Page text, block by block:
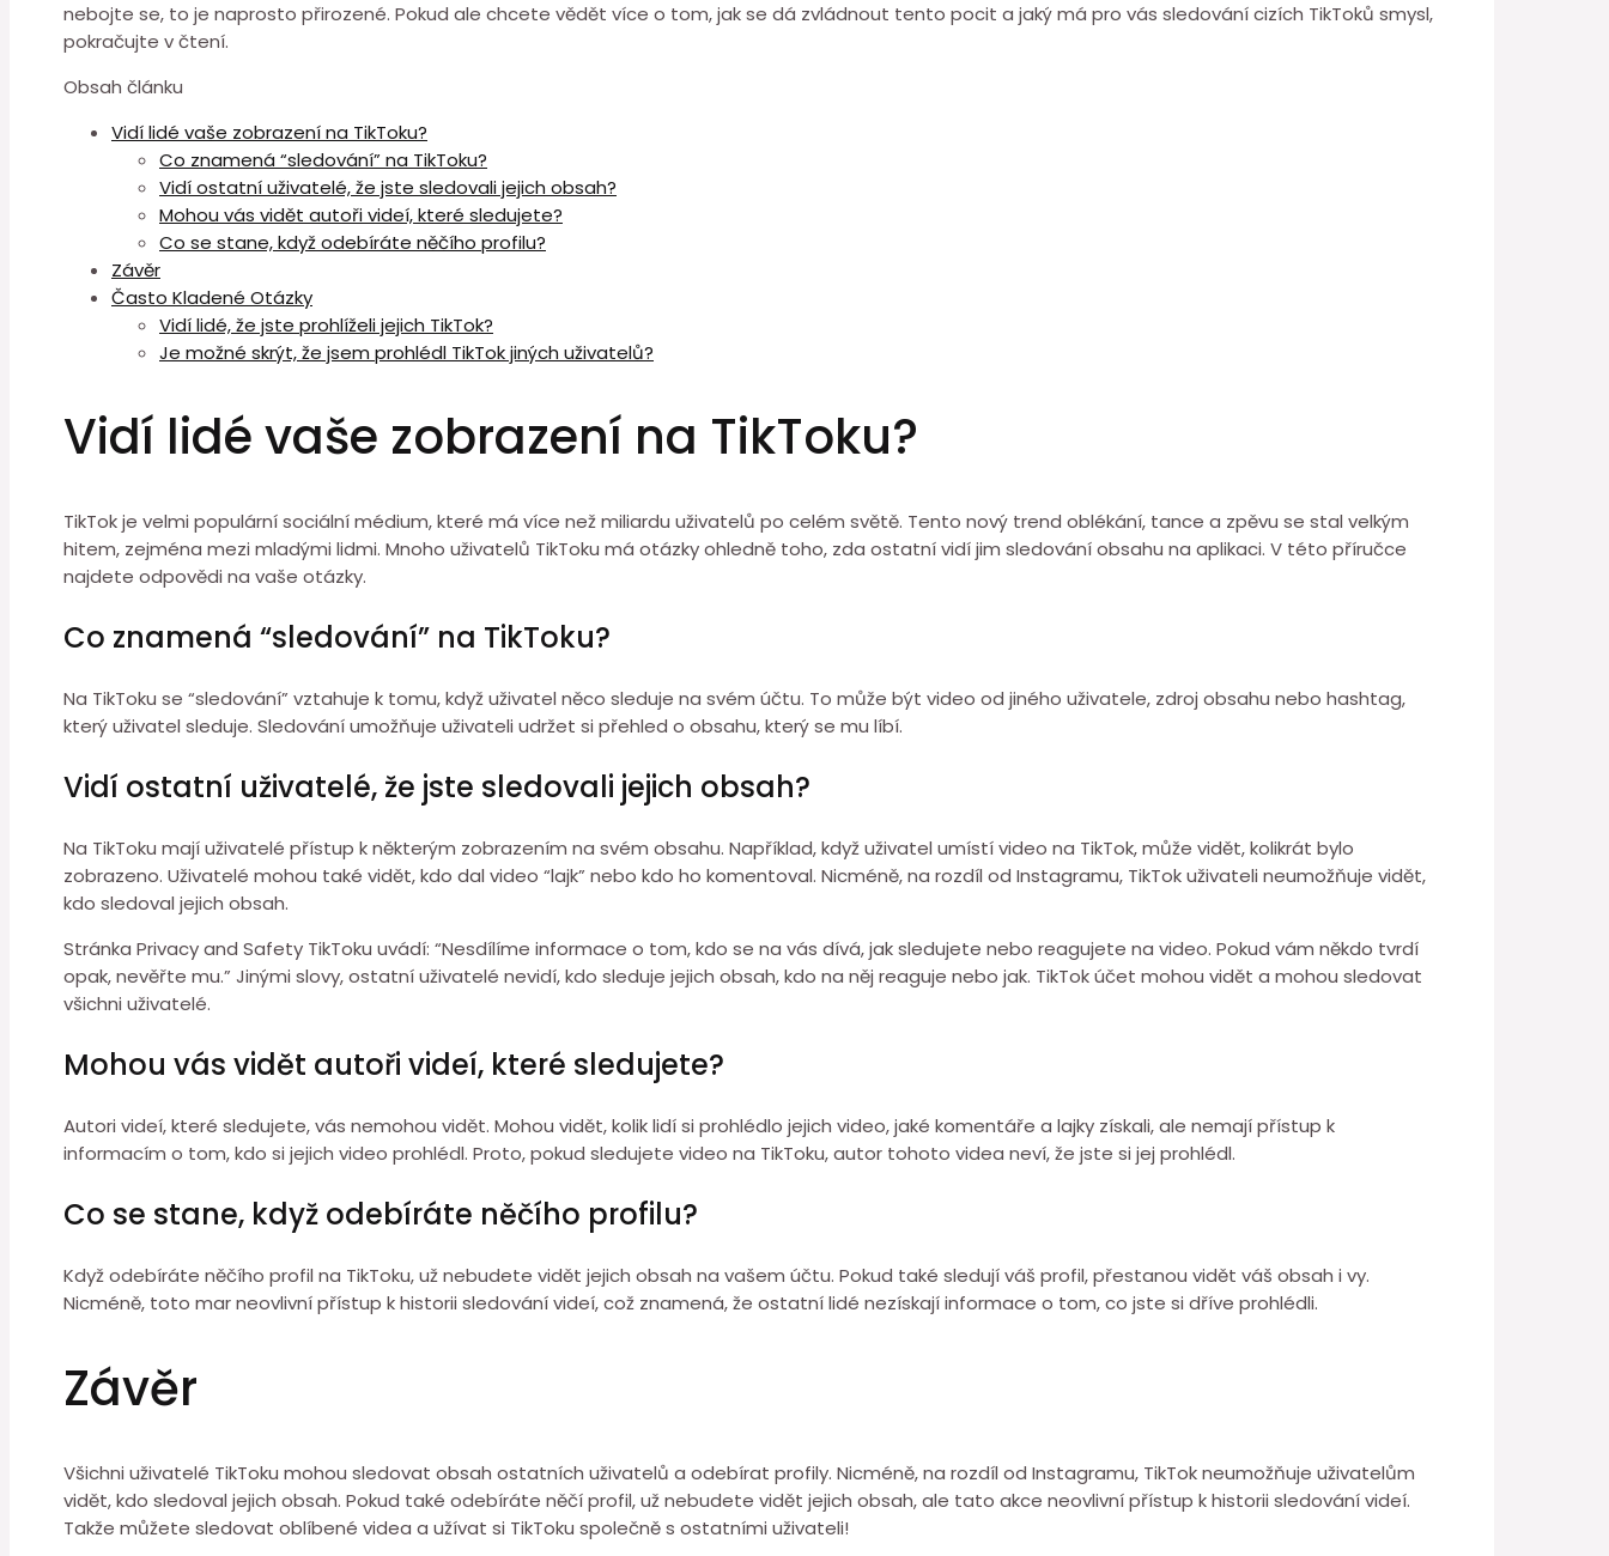
nebojte se, to je naprosto přirozené. Pokud ale chcete vědět více o tom, jak se dá zvládnout tento pocit a jaký má pro vás sledování cizích TikToků smysl,
pokračujte v čtení.
Obsah článku
Vidí lidé vaše zobrazení na TikToku?
Co znamená “sledování” na TikToku?
Vidí ostatní uživatelé, že jste sledovali jejich obsah?
Mohou vás vidět autoři videí, které sledujete?
Co se stane, když odebíráte něčího profilu?
Závěr
Často Kladené Otázky
Vidí lidé, že jste prohlíželi jejich TikTok?
Je možné skrýt, že jsem prohlédl TikTok jiných uživatelů?
Vidí lidé vaše zobrazení na TikToku?
TikTok je velmi populární sociální médium, které má více než miliardu uživatelů po celém světě. Tento nový trend oblékání, tance a zpěvu se stal velkým
hitem, zejména mezi mladými lidmi. Mnoho uživatelů TikToku má otázky ohledně toho, zda ostatní vidí jim sledování obsahu na aplikaci. V této příručce
najdete odpovědi na vaše otázky.
Co znamená “sledování” na TikToku?
Na TikToku se “sledování” vztahuje k tomu, když uživatel něco sleduje na svém účtu. To může být video od jiného uživatele, zdroj obsahu nebo hashtag,
který uživatel sleduje. Sledování umožňuje uživateli udržet si přehled o obsahu, který se mu líbí.
Vidí ostatní uživatelé, že jste sledovali jejich obsah?
Na TikToku mají uživatelé přístup k některým zobrazením na svém obsahu. Například, když uživatel umístí video na TikTok, může vidět, kolikrát bylo
zobrazeno. Uživatelé mohou také vidět, kdo dal video “lajk” nebo kdo ho komentoval. Nicméně, na rozdíl od Instagramu, TikTok uživateli neumožňuje vidět,
kdo sledoval jejich obsah.
Stránka Privacy and Safety TikToku uvádí: “Nesdílíme informace o tom, kdo se na vás dívá, jak sledujete nebo reagujete na video. Pokud vám někdo tvrdí
opak, nevěřte mu.” Jinými slovy, ostatní uživatelé nevidí, kdo sleduje jejich obsah, kdo na něj reaguje nebo jak. TikTok účet mohou vidět a mohou sledovat
všichni uživatelé.
Mohou vás vidět autoři videí, které sledujete?
Autori videí, které sledujete, vás nemohou vidět. Mohou vidět, kolik lidí si prohlédlo jejich video, jaké komentáře a lajky získali, ale nemají přístup k
informacím o tom, kdo si jejich video prohlédl. Proto, pokud sledujete video na TikToku, autor tohoto videa neví, že jste si jej prohlédl.
Co se stane, když odebíráte něčího profilu?
Když odebíráte něčího profil na TikToku, už nebudete vidět jejich obsah na vašem účtu. Pokud také sledují váš profil, přestanou vidět váš obsah i vy.
Nicméně, toto mar neovlivní přístup k historii sledování videí, což znamená, že ostatní lidé nezískají informace o tom, co jste si dříve prohlédli.
Závěr
Všichni uživatelé TikToku mohou sledovat obsah ostatních uživatelů a odebírat profily. Nicméně, na rozdíl od Instagramu, TikTok neumožňuje uživatelům
vidět, kdo sledoval jejich obsah. Pokud také odebíráte něčí profil, už nebudete vidět jejich obsah, ale tato akce neovlivní přístup k historii sledování videí.
Takže můžete sledovat oblíbené videa a užívat si TikToku společně s ostatními uživateli!